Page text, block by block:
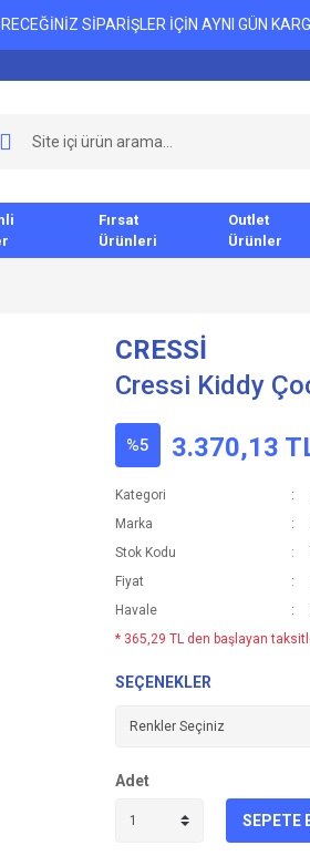
SİPARİŞLER İÇİN AYNI GÜN
Fırsat
Ürünleri
Outlet
Ürünler
CRESSİ
Cressi Kiddy
%5 3.370,13
Kategori
Marka
Stok Kodu
Fiyat
Havale
* 365,29 TL den başlayan
SEÇENEKLER
Adet
SEPETE